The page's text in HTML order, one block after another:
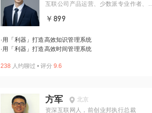
互联公司产品运营、少数派专业作者、E
￥899
·用「利器」打造高效知识管理系统
·用「利器」打造高效时间管理系统
238 人约聊过 • 评分 9.6
方军
北京
资深互联网人，前创业邦执行总裁